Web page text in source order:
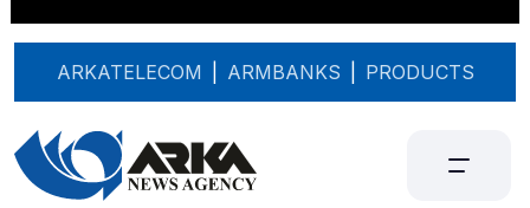
ARKATELECOM ARMBANKS PRODUCTS